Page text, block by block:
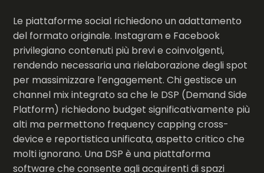
Le piattaforme social richiedono un adattamento
del formato originale. Instagram e Facebook
privilegiano contenuti più brevi e coinvolgenti,
rendendo necessaria una rielaborazione degli spot
per massimizzare l’engagement. Chi gestisce un
channel mix integrato sa che le DSP (Demand Side
Platform) richiedono budget significativamente più
alti ma permettono frequency capping cross-
device e reportistica unificata, aspetto critico che
molti ignorano. Una DSP è una piattaforma
software che consente agli acquirenti di spazi